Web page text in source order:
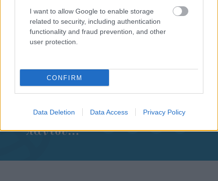
I want to allow Google to enable storage
related to security, including authentication
functionality and fraud prevention, and other
user protection.
CONFIRM
Data Deletion Data Access Privacy Policy
παντού…